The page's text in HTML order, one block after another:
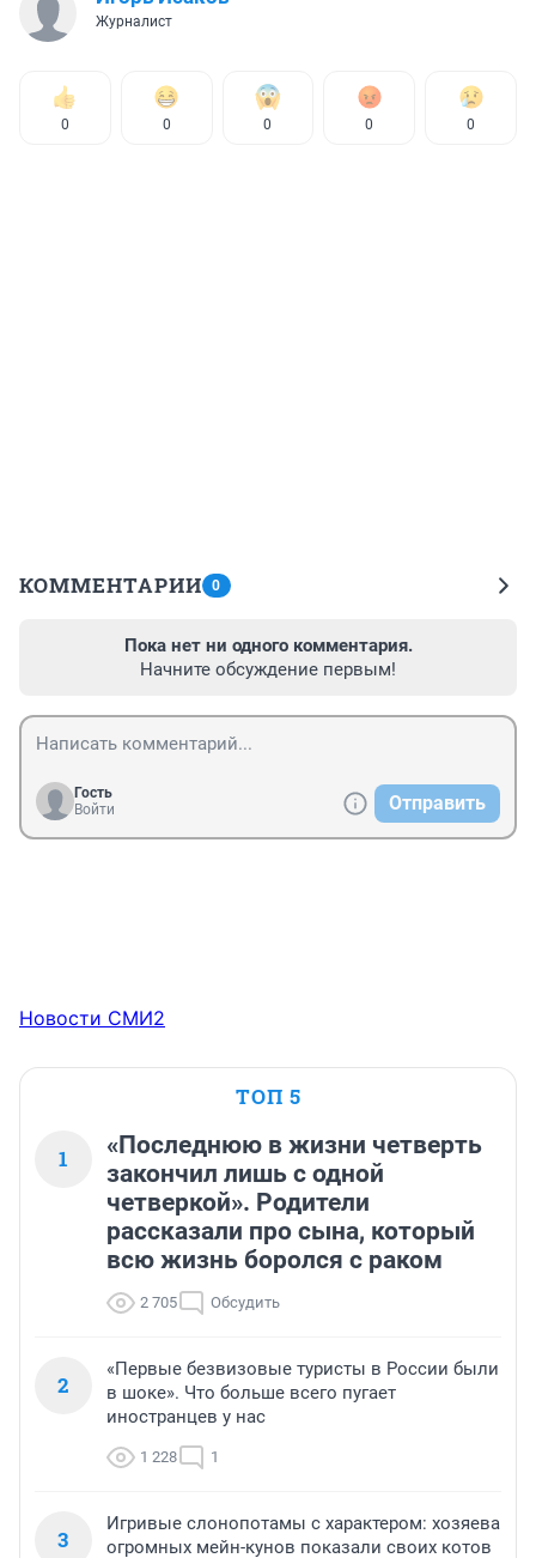
Журналист
0 0 0 0 0
КОММЕНТАРИИ 0
Пока нет ни одного комментария.
Начните обсуждение первым!
Гость
Войти
Отправить
Новости СМИ2
ТОП 5
1
«Последнюю в жизни четверть
закончил лишь с одной
четверкой». Родители
рассказали про сына, который
всю жизнь боролся с раком
2 705 Обсудить
2
«Первые безвизовые туристы в России были
в шоке». Что больше всего пугает
иностранцев у нас
1 228 1
3
Игривые слонопотамы с характером: хозяева
огромных мейн-кунов показали своих котов